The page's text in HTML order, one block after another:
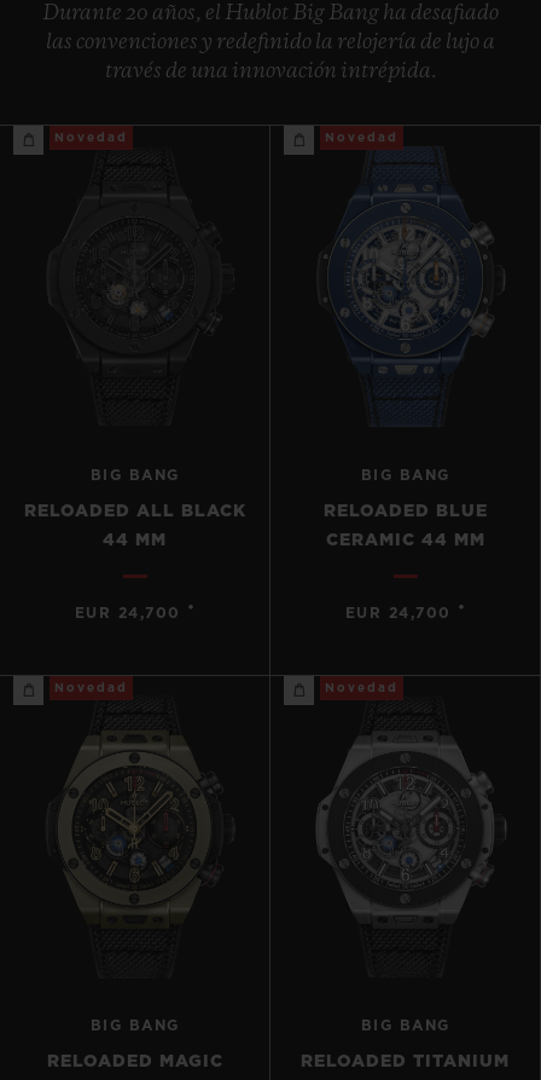
Durante 20 años, el Hublot Big Bang ha desafiado
las convenciones y redefinido la relojería de lujo a
través de una innovación intrépida.
Novedad
BIG BANG
RELOADED ALL BLACK
44 MM
EUR 24,700 •
Novedad
BIG BANG
RELOADED BLUE
CERAMIC 44 MM
EUR 24,700 •
Novedad
BIG BANG
RELOADED MAGIC
Novedad
BIG BANG
RELOADED TITANIUM